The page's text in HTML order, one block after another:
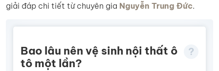
giải đáp chi tiết từ chuyên gia Nguyễn Trung Đức.
Bao lâu nên vệ sinh nội thất ô
tô một lần?